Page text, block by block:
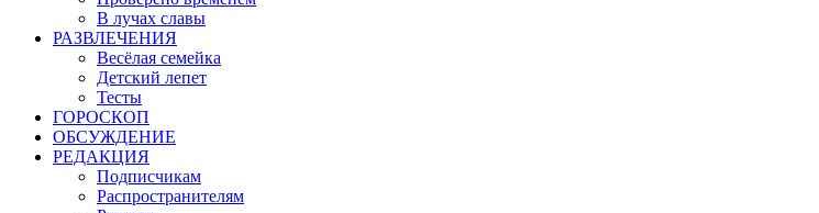
В лучах славы
РАЗВЛЕЧЕНИЯ
Весёлая семейка
Детский лепет
Тесты
ГОРОСКОП
ОБСУЖДЕНИЕ
РЕДАКЦИЯ
Подписчикам
Распространителям